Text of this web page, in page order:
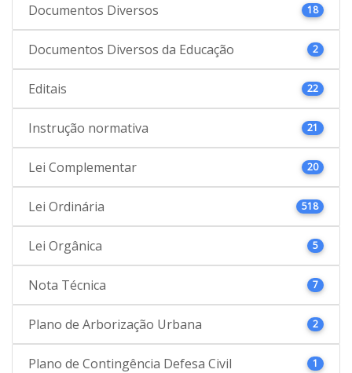
Documentos Diversos 18
Documentos Diversos da Educação 2
Editais 22
Instrução normativa 21
Lei Complementar 20
Lei Ordinária 518
Lei Orgânica 5
Nota Técnica 7
Plano de Arborização Urbana 2
Plano de Contingência Defesa Civil 1